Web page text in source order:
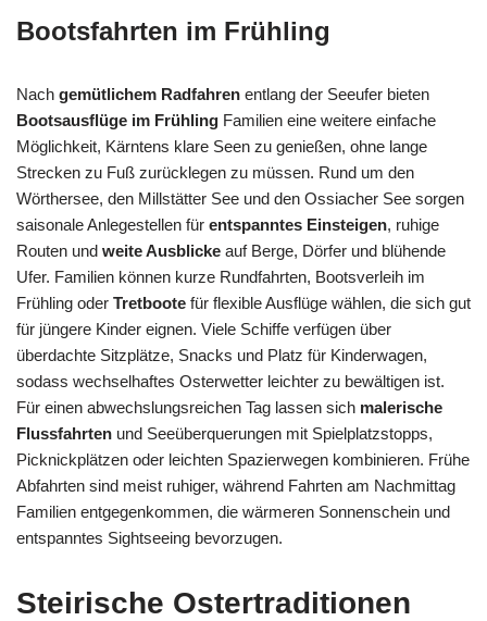
Bootsfahrten im Frühling
Nach gemütlichem Radfahren entlang der Seeufer bieten
Bootsausflüge im Frühling Familien eine weitere einfache
Möglichkeit, Kärntens klare Seen zu genießen, ohne lange
Strecken zu Fuß zurücklegen zu müssen. Rund um den
Wörthersee, den Millstätter See und den Ossiacher See sorgen
saisonale Anlegestellen für entspanntes Einsteigen, ruhige
Routen und weite Ausblicke auf Berge, Dörfer und blühende
Ufer. Familien können kurze Rundfahrten, Bootsverleih im
Frühling oder Tretboote für flexible Ausflüge wählen, die sich gut
für jüngere Kinder eignen. Viele Schiffe verfügen über
überdachte Sitzplätze, Snacks und Platz für Kinderwagen,
sodass wechselhaftes Osterwetter leichter zu bewältigen ist.
Für einen abwechslungsreichen Tag lassen sich malerische
Flussfahrten und Seeüberquerungen mit Spielplatzstopps,
Picknickplätzen oder leichten Spazierwegen kombinieren. Frühe
Abfahrten sind meist ruhiger, während Fahrten am Nachmittag
Familien entgegenkommen, die wärmeren Sonnenschein und
entspanntes Sightseeing bevorzugen.
Steirische Ostertraditionen